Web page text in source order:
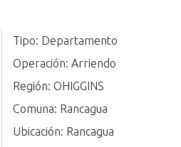
Tipo: Departamento
Operación: Arriendo
Región: OHIGGINS
Comuna: Rancagua
Ubicación: Rancagua